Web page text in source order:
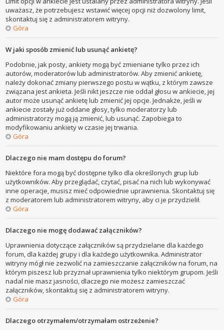
uważasz, że potrzebujesz wstawić więcej opcji niż dozwolony limit,
skontaktuj się z administratorem witryny.
Góra
W jaki sposób zmienić lub usunąć ankietę?
Podobnie, jak posty, ankiety mogą być zmieniane tylko przez ich
autorów, moderatorów lub administratorów. Aby zmienić ankietę,
należy dokonać zmiany pierwszego postu w wątku, z którym zawsze
związana jest ankieta. Jeśli nikt jeszcze nie oddał głosu w ankiecie, jej
autor może usunąć ankietę lub zmienić jej opcje. Jednakże, jeśli w
ankiecie zostały już oddane głosy, tylko moderatorzy lub
administratorzy mogą ją zmienić, lub usunąć. Zapobiega to
modyfikowaniu ankiety w czasie jej trwania.
Góra
Dlaczego nie mam dostępu do forum?
Niektóre fora mogą być dostępne tylko dla określonych grup lub
użytkowników. Aby przeglądać, czytać, pisać na nich lub wykonywać
inne operacje, musisz mieć odpowiednie uprawnienia. Skontaktuj się
z moderatorem lub administratorem witryny, aby ci je przydzielił.
Góra
Dlaczego nie mogę dodawać załączników?
Uprawnienia dotyczące załączników są przydzielane dla każdego
forum, dla każdej grupy i dla każdego użytkownika. Administrator
witryny mógł nie zezwolić na zamieszczanie załączników na forum, na
którym piszesz lub przyznał uprawnienia tylko niektórym grupom. Jeśli
nadal nie masz jasności, dlaczego nie możesz zamieszczać
załączników, skontaktuj się z administratorem witryny.
Góra
Dlaczego otrzymałem/otrzymałam ostrzeżenie?